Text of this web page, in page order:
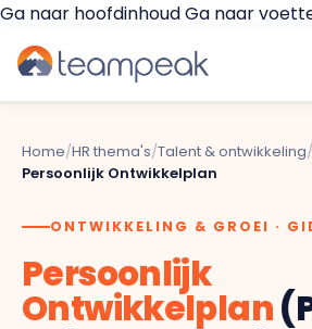
Ga naar hoofdinhoudGa naar
Gesprekscyclus
Implementatie
Resources
Home/HR thema's/Talent & ontwikkeling/
Persoonlijk Ontwikkelplan
ONTWIKKELING & GROEI ·
Persoonlijk
Ontwikkelplan